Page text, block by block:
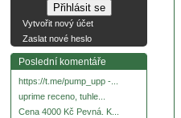
Vytvořit nový účet
Zaslat nové heslo
Poslední komentáře
https://t.me/pump_upp -...
uprime receno, tuhle...
Cena 4000 Kč Pevná. K...